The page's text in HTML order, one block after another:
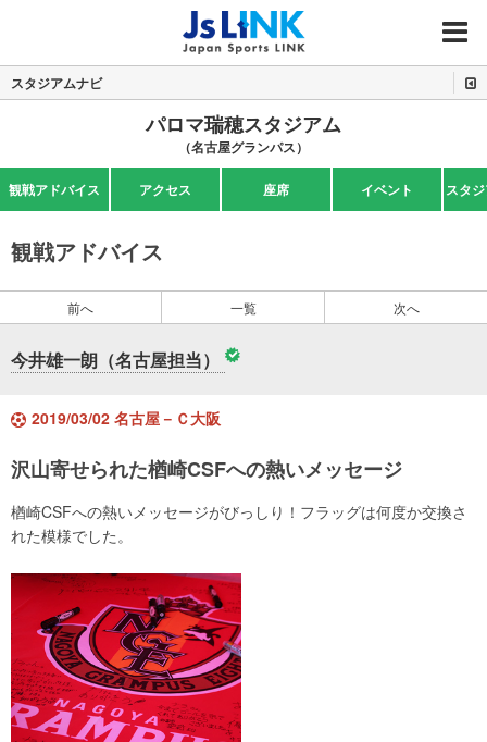
MENU
スタジアムナビ
パロマ瑞穂スタジアム
（名古屋グランパス）
観戦アドバイス アクセス 座席 イベント スタ
観戦アドバイス
前へ 一覧 次へ
今井雄一朗（名古屋担当）
2019/03/02 名古屋－Ｃ大阪
沢山寄せられた楢崎CSFへの熱いメッセージ
楢崎CSFへの熱いメッセージがびっしり！フラッグは何度か交換さ
れた模様でした。